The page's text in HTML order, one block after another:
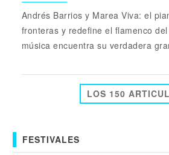
Andrés Barrios y Marea Viva: el
fronteras y redefine el flamenco
música encuentra su verdadera
LOS 150
FESTIVALES